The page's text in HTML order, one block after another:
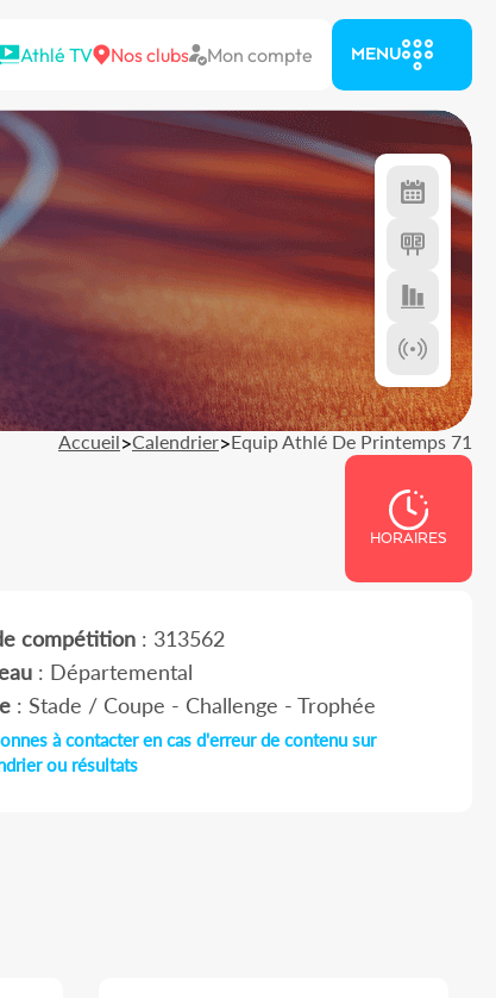
Athlé TV Nos clubs Mon compte MENU
Accueil>Calendrier>Equip Athlé De Printemps 71
HORAIRES
compétition: 313562
: Départemental
: Stade / Coupe - Challenge - Trophée
à contacter en cas d'erreur de contenu sur
ou résultats